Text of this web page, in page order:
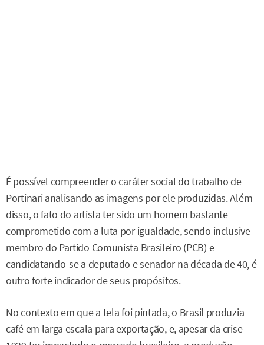
É possível compreender o caráter social do trabalho de
Portinari analisando as imagens por ele produzidas. Além
disso, o fato do artista ter sido um homem bastante
comprometido com a luta por igualdade, sendo inclusive
membro do Partido Comunista Brasileiro (PCB) e
candidatando-se a deputado e senador na década de 40, é
outro forte indicador de seus propósitos.
No contexto em que a tela foi pintada, o Brasil produzia
café em larga escala para exportação, e, apesar da crise